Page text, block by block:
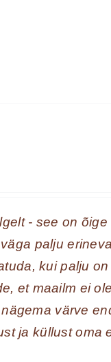
- see on õige
palju
kui palju
et maailm ei
värve
ja küllust oma